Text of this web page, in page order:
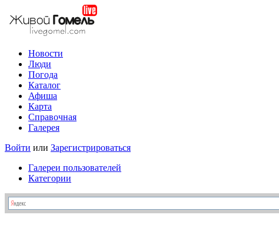
Новости
Люди
Погода
Каталог
Афиша
Карта
Справочная
Галерея
Войти или Зарегистрироваться
Галереи пользователей
Категории